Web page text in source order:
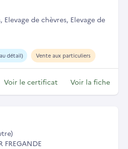
Elevage de chèvres, Elevage de
détail) Vente aux particuliers
Voir le certificat Voir la fiche
FREGANDE